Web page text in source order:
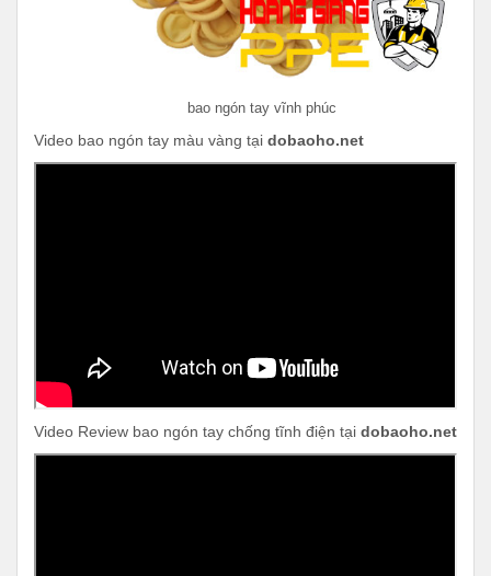
bao ngón tay vĩnh phúc
Video bao ngón tay màu vàng tại dobaoho.net
Video Review bao ngón tay chống tĩnh điện tại dobaoho.net